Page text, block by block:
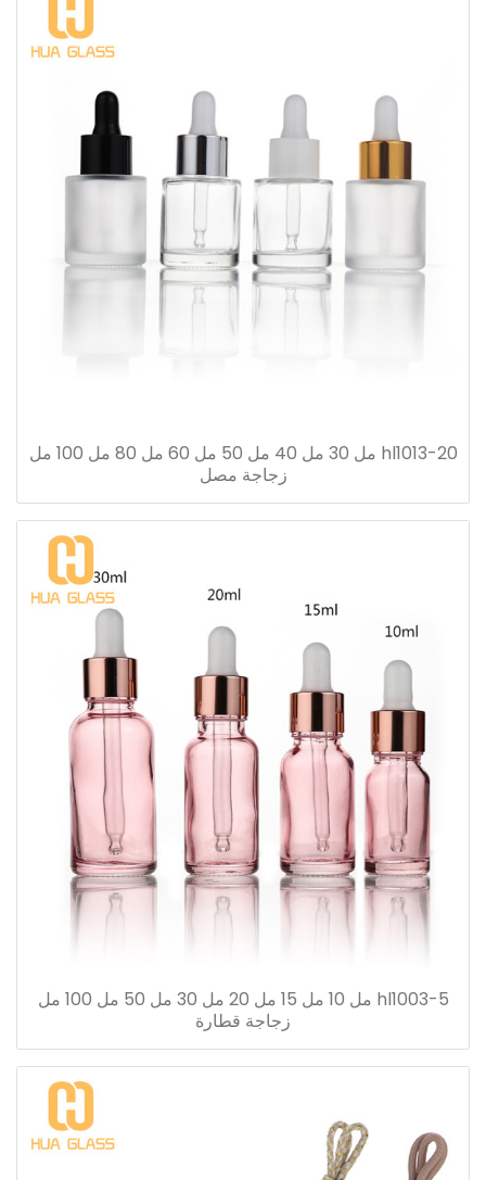
hl1013-20 مل 30 مل 40 مل 50 مل 60 مل 80 مل 100 مل
زجاجة مصل
hl1003-5 مل 10 مل 15 مل 20 مل 30 مل 50 مل 100 مل
زجاجة قطارة